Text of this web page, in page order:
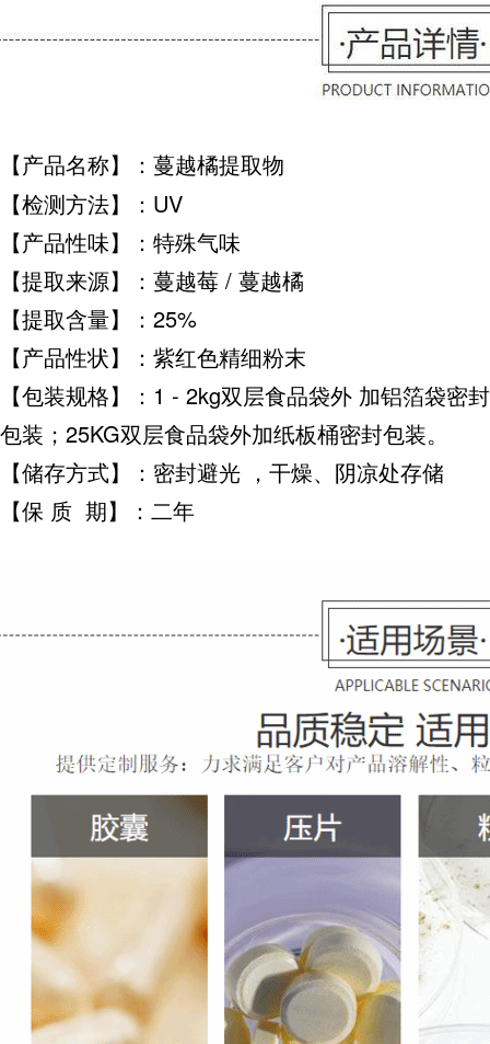
【产品名称】：蔓越橘提取物
【检测方法】：UV
【产品性味】：特殊气味
【提取来源】：蔓越莓 / 蔓越橘
【提取含量】：25%
【产品性状】：紫红色精细粉末
【包装规格】：1 - 2kg双层食品袋外 加铝箔袋密封
包装；25KG双层食品袋外加纸板桶密封包装。
【储存方式】：密封避光 ，干燥、阴凉处存储
【保 质 期】：二年